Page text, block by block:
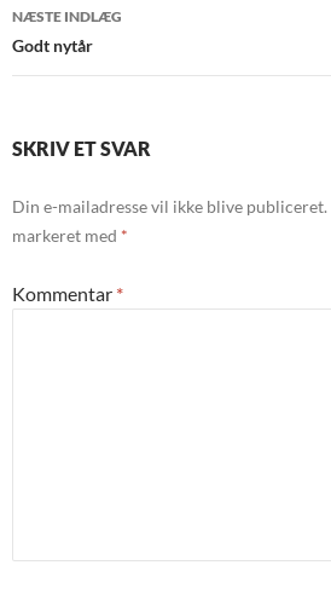
NÆSTE INDLÆG
Godt nytår
SKRIV ET SVAR
Din e-mailadresse vil ikke blive publiceret.
markeret med *
Kommentar *